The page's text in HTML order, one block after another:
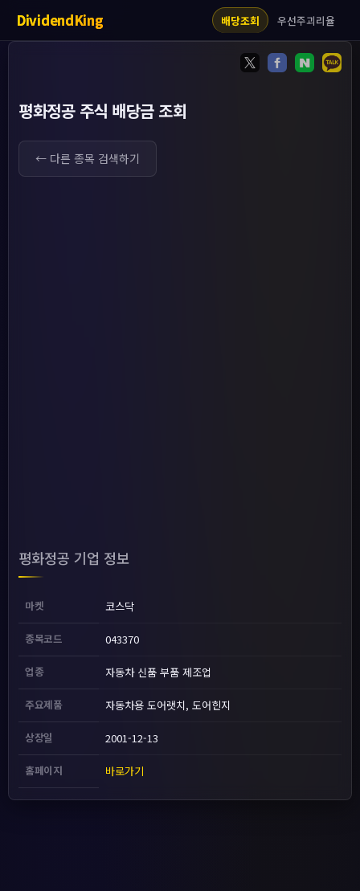
DividendKing 배당조회 우선주괴리율
평화정공 주식 배당금 조회
← 다른 종목 검색하기
평화정공 기업 정보
마켓 코스닥
종목코드 043370
업종 자동차 신품 부품 제조업
주요제품 자동차용 도어랫치, 도어힌지
상장일 2001-12-13
홈페이지 바로가기